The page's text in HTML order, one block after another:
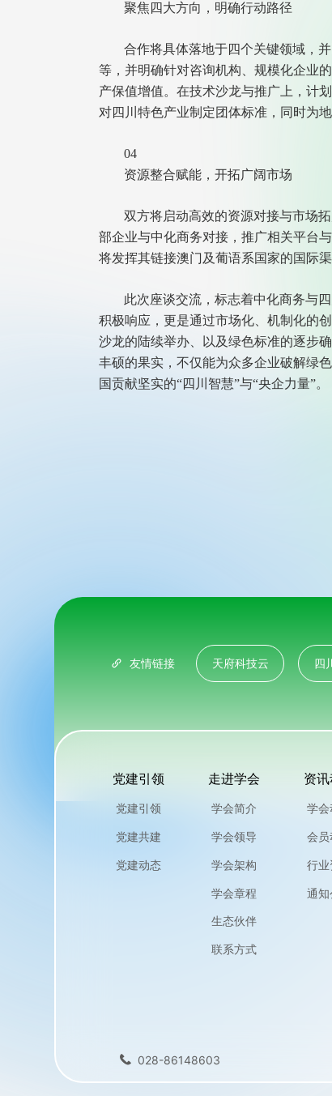
聚焦四大方向，明确行动路径
合作将具体落地于四个关键领域，
等，并明确针对咨询机构、规模化企业
产保值增值。在技术沙龙与推广上，计
对四川特色产业制定团体标准，同时为
04
资源整合赋能，开拓广阔市场
双方将启动高效的资源对接与市场
部企业与中化商务对接，推广相关平台
将发挥其链接澳门及葡语系国家的国际
此次座谈交流，标志着中化商务与
积极响应，更是通过市场化、机制化的
沙龙的陆续举办、以及绿色标准的逐步
丰硕的果实，不仅能为众多企业破解绿
国贡献坚实的“四川智慧”与“央企力量”。
 友情链接 天府科技云 四
党建引领
党建引领
党建共建
党建动态
走进学会
学会简介
学会领导
学会架构
学会章程
生态伙伴
联系方式
资
学
会
行
通
 028-86148603